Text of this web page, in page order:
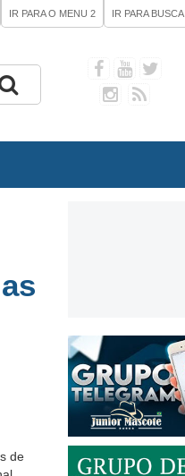
IR PARA O MENU 2 IR PARA BUSCA